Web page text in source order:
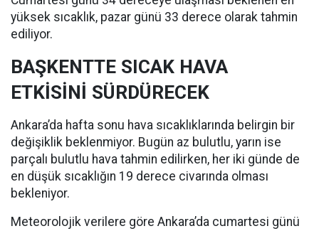
yüksek sıcaklık, pazar günü 33 derece olarak tahmin
ediliyor.
BAŞKENTTE SICAK HAVA
ETKİSİNİ SÜRDÜRECEK
Ankara’da hafta sonu hava sıcaklıklarında belirgin bir
değişiklik beklenmiyor. Bugün az bulutlu, yarın ise
parçalı bulutlu hava tahmin edilirken, her iki günde de
en düşük sıcaklığın 19 derece civarında olması
bekleniyor.
Meteorolojik verilere göre Ankara’da cumartesi günü